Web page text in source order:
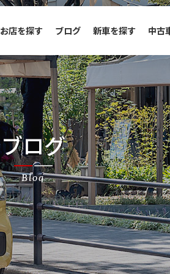
お店を探す ブログ 新車を探す 中古
ブログ
Blog